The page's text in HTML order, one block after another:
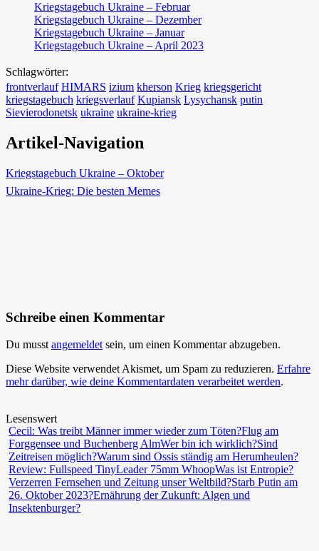
Kriegstagebuch Ukraine – Februar
Kriegstagebuch Ukraine – Dezember
Kriegstagebuch Ukraine – Januar
Kriegstagebuch Ukraine – April 2023
Schlagwörter:
frontverlauf HIMARS izium kherson Krieg kriegsgericht
kriegstagebuch kriegsverlauf Kupiansk Lysychansk putin
Sievierodonetsk ukraine ukraine-krieg
Artikel-Navigation
Kriegstagebuch Ukraine – Oktober
Ukraine-Krieg: Die besten Memes
Schreibe einen Kommentar
Du musst angemeldet sein, um einen Kommentar abzugeben.
Diese Website verwendet Akismet, um Spam zu reduzieren. Erfahre
mehr darüber, wie deine Kommentardaten verarbeitet werden.
Lesenswert
Cecil: Was treibt Männer immer wieder zum Töten?Flug am
Forggensee und Buchenberg AlmWer bin ich wirklich?Sind
Zeitreisen möglich?Warum sind Ossis ständig am Herumheulen?
Review: Fullspeed TinyLeader 75mm WhoopWas ist Entropie?
Verzerren Fernsehen und Zeitung unser Weltbild?Starb Putin am
26. Oktober 2023?Ernährung der Zukunft: Algen und
Insektenburger?